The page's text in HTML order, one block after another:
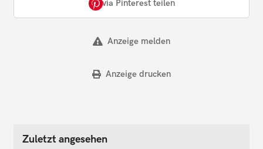
via Pinterest teilen
Anzeige melden
Anzeige drucken
Zuletzt angesehen